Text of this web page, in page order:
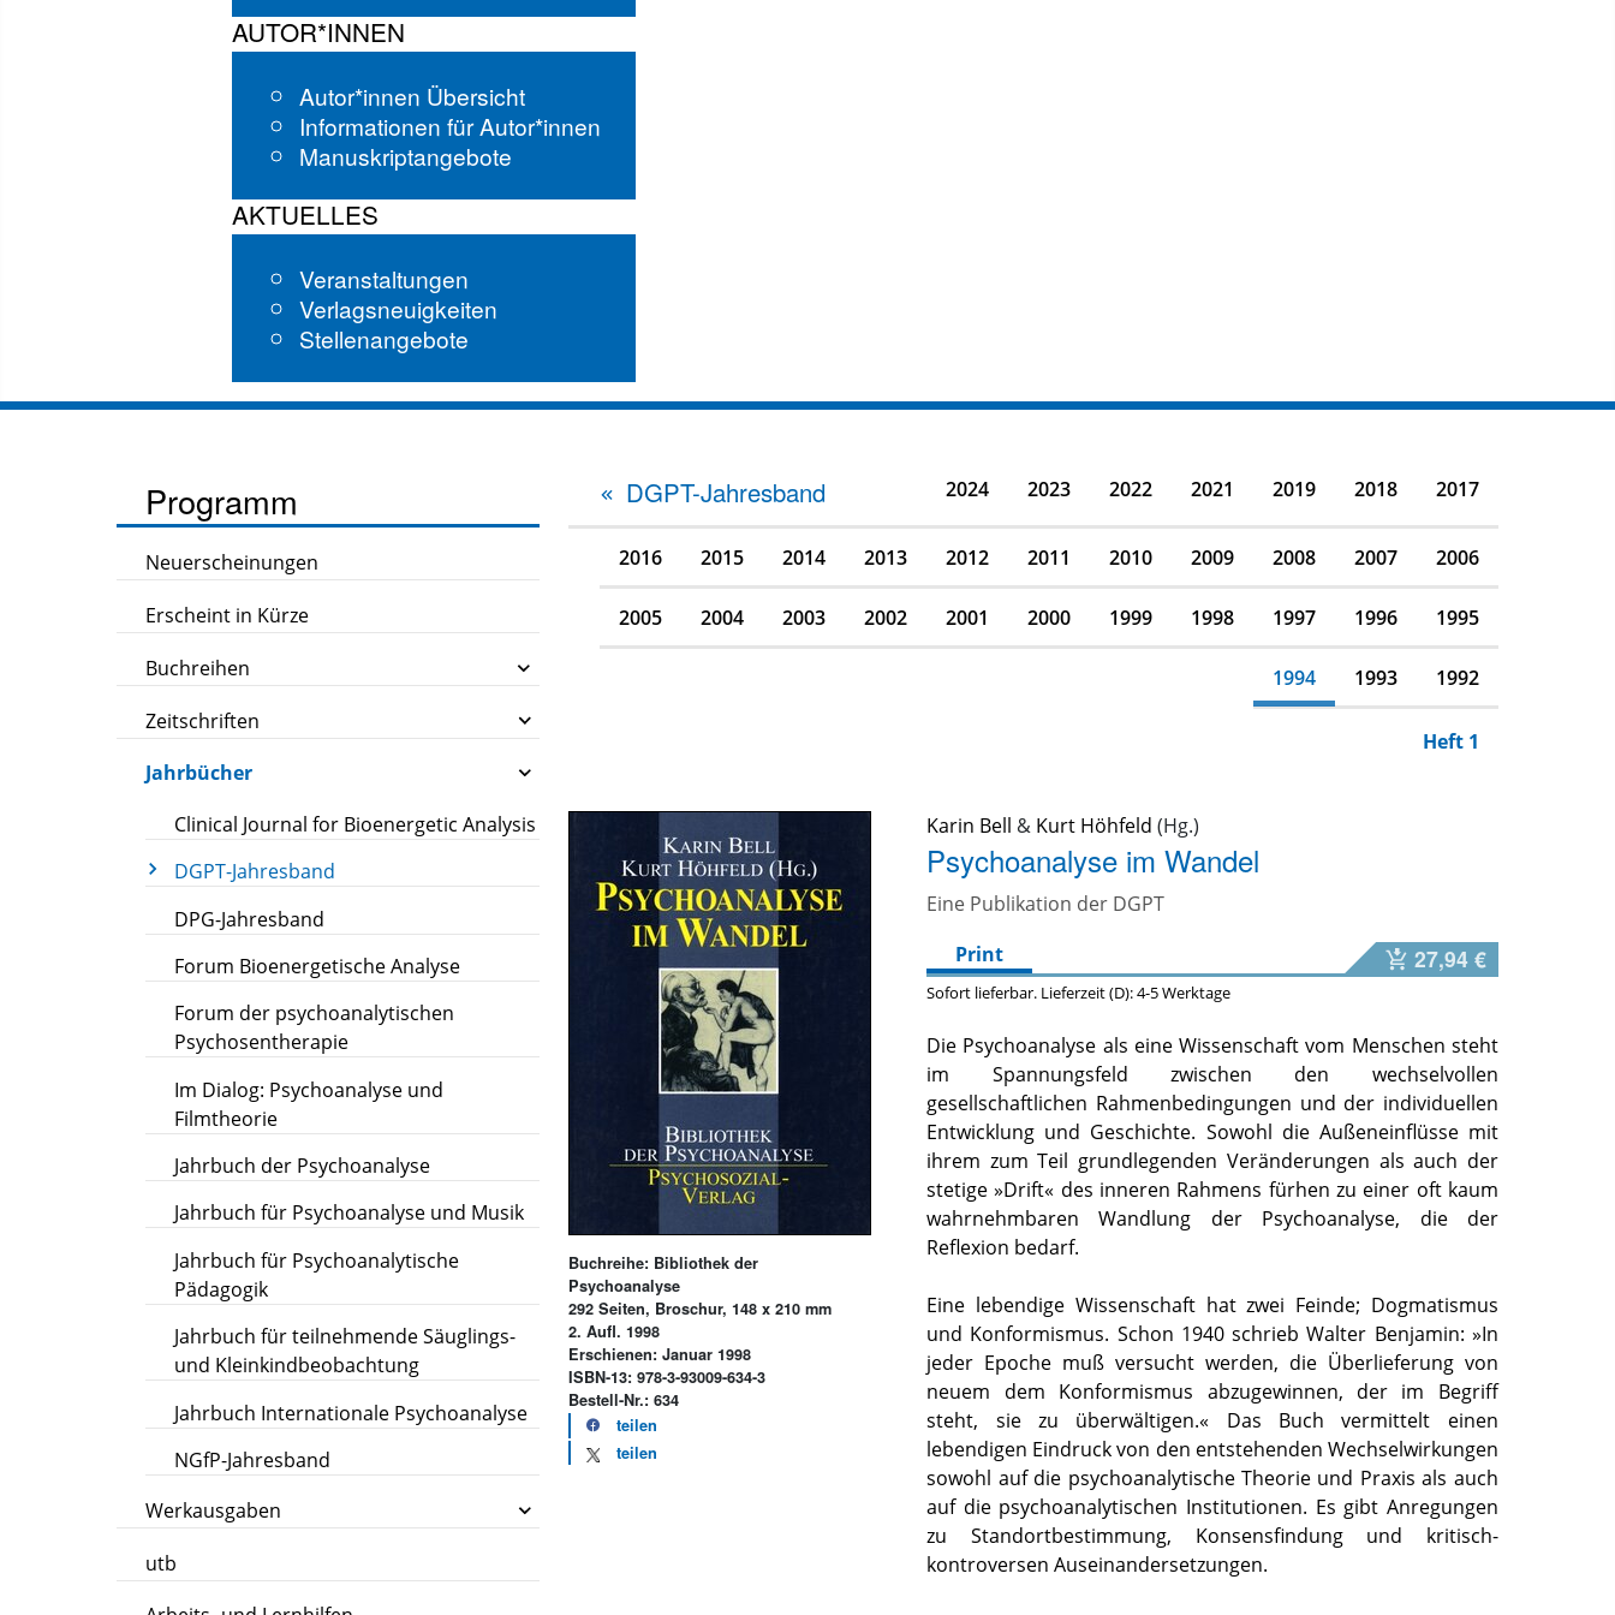
AUTOR*INNEN
Autor*innen Übersicht
Informationen für Autor*innen
Manuskriptangebote
AKTUELLES
Veranstaltungen
Verlagsneuigkeiten
Stellenangebote
Programm
Neuerscheinungen
Erscheint in Kürze
Buchreihen
Zeitschriften
Jahrbücher
Clinical Journal for Bioenergetic Analysis
DGPT-Jahresband
DPG-Jahresband
Forum Bioenergetische Analyse
Forum der psychoanalytischen
Psychosentherapie
Im Dialog: Psychoanalyse und
Filmtheorie
Jahrbuch der Psychoanalyse
Jahrbuch für Psychoanalyse und Musik
Jahrbuch für Psychoanalytische
Pädagogik
Jahrbuch für teilnehmende Säuglings-
und Kleinkindbeobachtung
Jahrbuch Internationale Psychoanalyse
NGfP-Jahresband
Werkausgaben
utb
DGPT-Jahresband 2024 2023 2022 2021 2019 2018 2017
2016 2015 2014 2013 2012 2011 2010 2009 2008 2007 2006
2005 2004 2003 2002 2001 2000 1999 1998 1997 1996 1995
1994 1993 1992
Heft 1
Buchreihe: Bibliothek der
Psychoanalyse
292 Seiten, Broschur, 148 x 210 mm
2. Aufl. 1998
Erschienen: Januar 1998
ISBN-13: 978-3-93009-634-3
Bestell-Nr.: 634
teilen
teilen
Karin Bell & Kurt Höhfeld
Psychoanalyse im Wandel
Eine Publikation der DGPT
Print
27,94 €
Sofort lieferbar. Lieferzeit (D): 4-5 Werktage
Die Psychoanalyse als eine Wissenschaft vom Menschen steht
im Spannungsfeld zwischen den wechselvollen
gesellschaftlichen Rahmenbedingungen und der individuellen
Entwicklung und Geschichte. Sowohl die Außeneinflüsse mit
ihrem zum Teil grundlegenden Veränderungen als auch der
stetige »Drift« des inneren Rahmens fürhen zu einer oft kaum
wahrnehmbaren Wandlung der Psychoanalyse, die der
Reflexion bedarf.
Eine lebendige Wissenschaft hat zwei Feinde; Dogmatismus
und Konformismus. Schon 1940 schrieb Walter Benjamin: »In
jeder Epoche muß versucht werden, die Überlieferung von
neuem dem Konformismus abzugewinnen, der im Begriff
steht, sie zu überwältigen.« Das Buch vermittelt einen
lebendigen Eindruck von den entstehenden Wechselwirkungen
sowohl auf die psychoanalytische Theorie und Praxis als auch
auf die psychoanalytischen Institutionen. Es gibt Anregungen
zu Standortbestimmung, Konsensfindung und kritisch-
kontroversen Auseinandersetzungen.